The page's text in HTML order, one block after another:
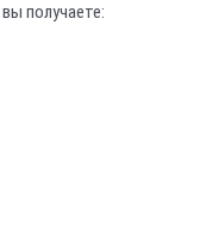
вы получаете: